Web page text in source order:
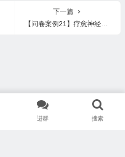
下一篇
【问卷案例21】疗愈神经性皮炎，改善负面情绪；排毒反应：疲劳、鼻涕、耳屎多、起包等
进群 搜索